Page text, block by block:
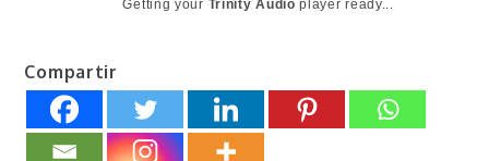
Getting your Trinity Audio player ready...
Compartir